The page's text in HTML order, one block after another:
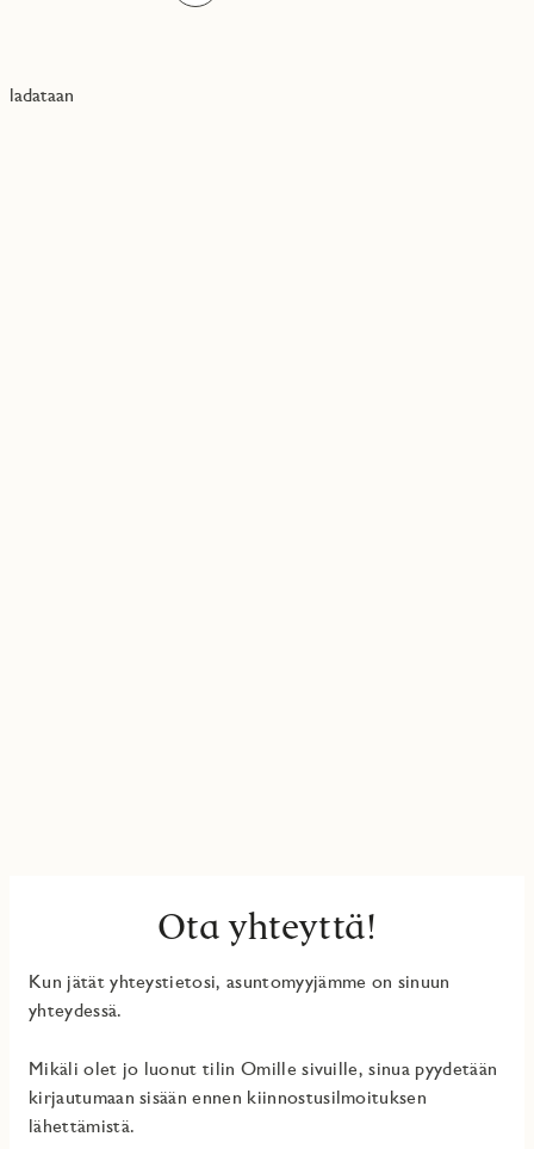
ladataan
Ota yhteyttä!
Kun jätät yhteystietosi, asuntomyyjämme on sinuun
yhteydessä.
Mikäli olet jo luonut tilin Omille sivuille, sinua pyydetään
kirjautumaan sisään ennen kiinnostusilmoituksen
lähettämistä.